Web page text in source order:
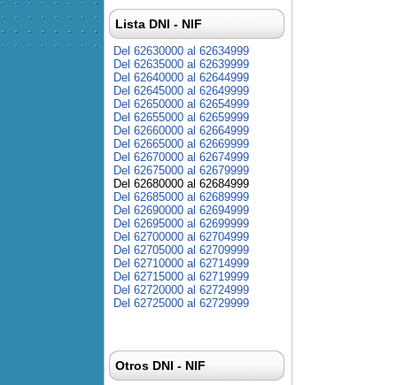
Lista DNI - NIF
Del 62630000 al 62634999
Del 62635000 al 62639999
Del 62640000 al 62644999
Del 62645000 al 62649999
Del 62650000 al 62654999
Del 62655000 al 62659999
Del 62660000 al 62664999
Del 62665000 al 62669999
Del 62670000 al 62674999
Del 62675000 al 62679999
Del 62680000 al 62684999
Del 62685000 al 62689999
Del 62690000 al 62694999
Del 62695000 al 62699999
Del 62700000 al 62704999
Del 62705000 al 62709999
Del 62710000 al 62714999
Del 62715000 al 62719999
Del 62720000 al 62724999
Del 62725000 al 62729999
Otros DNI - NIF